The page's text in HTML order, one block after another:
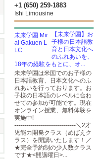
+1 (650) 259-1883
Ishi Limousine
【未来学園】お
子様の日本語教
育と日本文化へ
のふれあいを、
18年の経験をもとに、オ...
未来学園は米国でのお子様の
日本語教育、日本文化へのふ
れあいを行っております。お
子様の日本語のレベルに合わ
せての参加が可能です。現在
オンライン授業、無料体験を
実施中!------------------------------
-------------------------------＼2才
児能力開発クラス（めばえク
ラス）を開講いたします！／
★完全予約制の少人数クラス
です★<開講曜日>...